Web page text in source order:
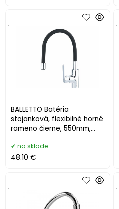
BALLETTO Batéria
stojanková, flexibilné horné
rameno čierne, 550mm,
.
na sklade
48.10 €
.